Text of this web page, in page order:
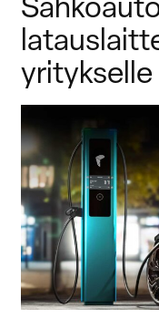
Sisällöt
Yritys
B2B-asiakastuki
Kuluttajat
Suomi English
yritykselle